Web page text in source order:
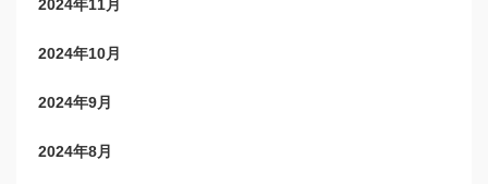
2024年11月
2024年10月
2024年9月
2024年8月